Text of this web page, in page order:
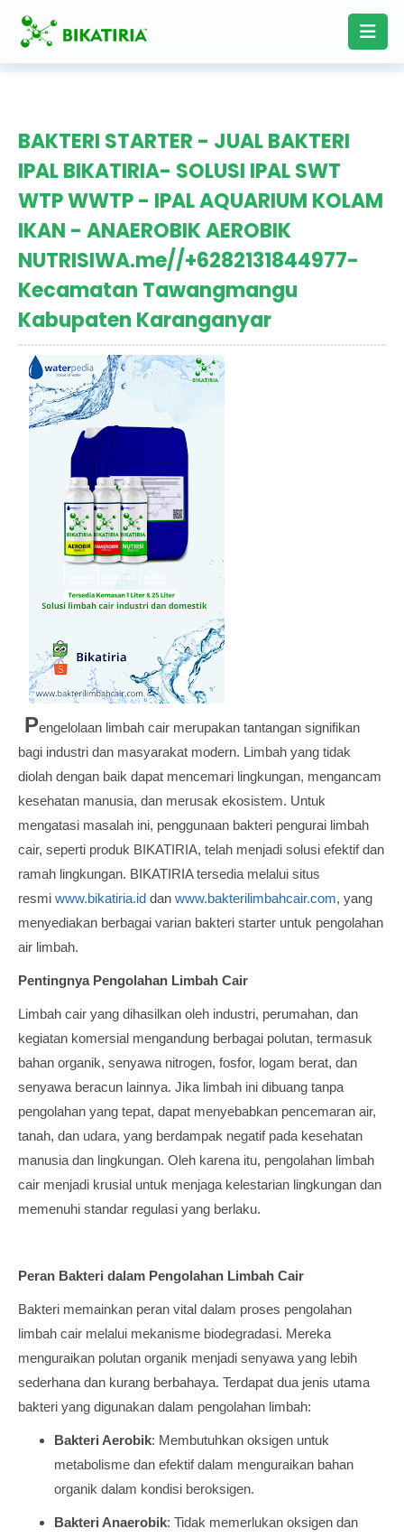
BAKTERI STARTER - JUAL BAKTERI
IPAL BIKATIRIA- SOLUSI IPAL SWT
WTP WWTP - IPAL AQUARIUM KOLAM
IKAN - ANAEROBIK AEROBIK
NUTRISIWA.me//+6282131844977-
Kecamatan Tawangmangu
Kabupaten Karanganyar
Pengelolaan limbah cair merupakan tantangan signifikan
bagi industri dan masyarakat modern. Limbah yang tidak
diolah dengan baik dapat mencemari lingkungan, mengancam
kesehatan manusia, dan merusak ekosistem. Untuk
mengatasi masalah ini, penggunaan bakteri pengurai limbah
cair, seperti produk BIKATIRIA, telah menjadi solusi efektif dan
ramah lingkungan. BIKATIRIA tersedia melalui situs
resmi www.bikatiria.id dan www.bakterilimbahcair.com, yang
menyediakan berbagai varian bakteri starter untuk pengolahan
air limbah.
Pentingnya Pengolahan Limbah Cair
Limbah cair yang dihasilkan oleh industri, perumahan, dan
kegiatan komersial mengandung berbagai polutan, termasuk
bahan organik, senyawa nitrogen, fosfor, logam berat, dan
senyawa beracun lainnya. Jika limbah ini dibuang tanpa
pengolahan yang tepat, dapat menyebabkan pencemaran air,
tanah, dan udara, yang berdampak negatif pada kesehatan
manusia dan lingkungan. Oleh karena itu, pengolahan limbah
cair menjadi krusial untuk menjaga kelestarian lingkungan dan
memenuhi standar regulasi yang berlaku.
Peran Bakteri dalam Pengolahan Limbah Cair
Bakteri memainkan peran vital dalam proses pengolahan
limbah cair melalui mekanisme biodegradasi. Mereka
menguraikan polutan organik menjadi senyawa yang lebih
sederhana dan kurang berbahaya. Terdapat dua jenis utama
bakteri yang digunakan dalam pengolahan limbah:
Bakteri Aerobik: Membutuhkan oksigen untuk
metabolisme dan efektif dalam menguraikan bahan
organik dalam kondisi beroksigen.
Bakteri Anaerobik: Tidak memerlukan oksigen dan